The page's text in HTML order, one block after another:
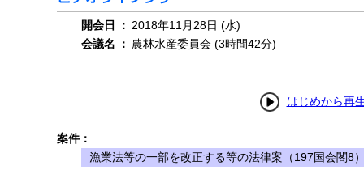
開会日 ： 2018年11月28日 (水)
会議名
： 農林水産委員会 (3時間42分)
はじめから再
案件：
漁業法等の一部を改正する等の法律案（197国会閣8